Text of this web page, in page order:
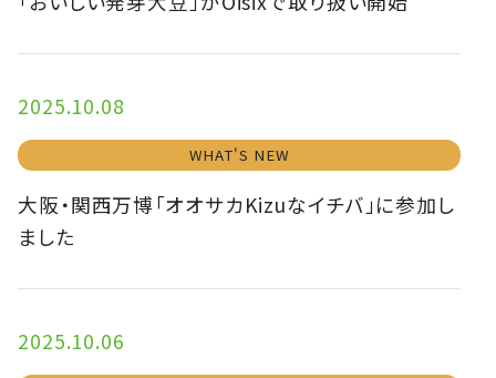
2025.10.08
WHAT'S NEW
大阪・関西万博「オオサカKizuなイチバ」に参加し
ました
2025.10.06